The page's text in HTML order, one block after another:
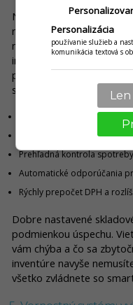
Nie je tajomstvom, že
reštauračných zariadení.
najpraktickejších
inventúry, receptúry,
predajom zaručujú, že
sklade.
Inventúra aj cez mobil
Evidencia SBL a otvorených
Prehľadná kontrola
Automatické odporúčania
Rýchly prepočet DPH a
Dobre nastavené
podmienkou úspechu.
vám chýba a čo sa
inventúre navyše
všetko zvládnete so
Personalizácia
používanie služieb a
komunikácia textová s